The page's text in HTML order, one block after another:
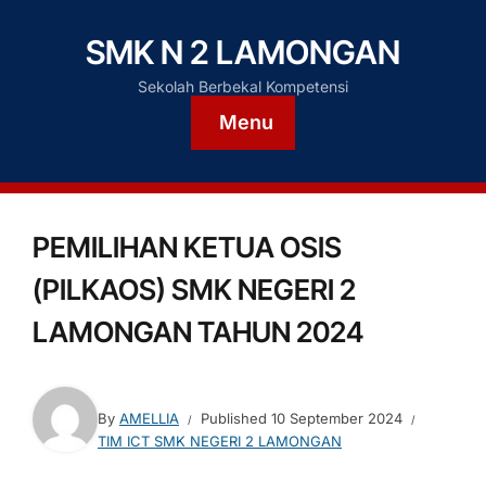
SMK N 2 LAMONGAN
Sekolah Berbekal Kompetensi
Menu
PEMILIHAN KETUA OSIS
(PILKAOS) SMK NEGERI 2
LAMONGAN TAHUN 2024
By AMELLIA Published 10 September 2024
TIM ICT SMK NEGERI 2 LAMONGAN